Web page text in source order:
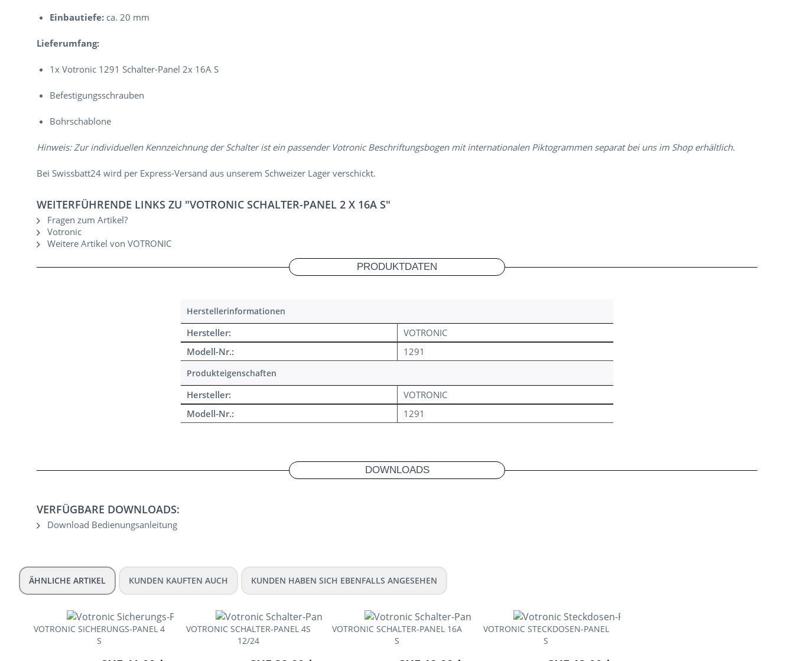
Einbautiefe: ca. 20 mm
Lieferumfang:
1x Votronic 1291 Schalter-Panel 2x 16A S
Befestigungsschrauben
Bohrschablone
Hinweis: Zur individuellen Kennzeichnung der Schalter ist ein passender Votronic Beschriftungsbogen mit internationalen Piktogrammen separat bei uns im Shop erhältlich.
Bei Swissbatt24 wird per Express-Versand aus unserem Schweizer Lager verschickt.
WEITERFÜHRENDE LINKS ZU "VOTRONIC SCHALTER-PANEL 2 X 16A S"
Fragen zum Artikel?
Votronic
Weitere Artikel von VOTRONIC
PRODUKTDATEN
Herstellerinformationen
Hersteller:
VOTRONIC
Modell-Nr.:
1291
Produkteigenschaften
Hersteller:
VOTRONIC
Modell-Nr.:
1291
DOWNLOADS
VERFÜGBARE DOWNLOADS:
Download Bedienungsanleitung
ÄHNLICHE ARTIKEL KUNDEN KAUFTEN AUCH KUNDEN HABEN SICH EBENFALLS ANGESEHEN
VOTRONIC SICHERUNGS-PANEL 4
S
VOTRONIC SCHALTER-PANEL 4S
12/24
VOTRONIC SCHALTER-PANEL 16A
S
VOTRONIC STECKDOSEN-PANEL
S